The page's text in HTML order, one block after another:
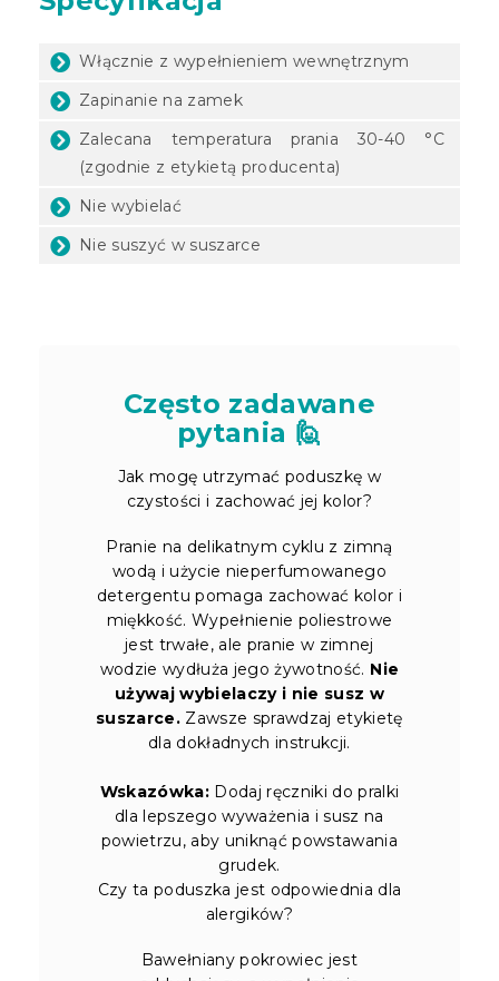
Włącznie z wypełnieniem wewnętrznym
Zapinanie na zamek
Zalecana temperatura prania 30-40 °C
(zgodnie z etykietą producenta)
Nie wybielać
Nie suszyć w suszarce
Często zadawane
pytania 🙋
Jak mogę utrzymać poduszkę w
czystości i zachować jej kolor?
Pranie na delikatnym cyklu z zimną
wodą i użycie nieperfumowanego
detergentu pomaga zachować kolor i
miękkość. Wypełnienie poliestrowe
jest trwałe, ale pranie w zimnej
wodzie wydłuża jego żywotność. Nie
używaj wybielaczy i nie susz w
suszarce. Zawsze sprawdzaj etykietę
dla dokładnych instrukcji.
Wskazówka: Dodaj ręczniki do pralki
dla lepszego wyważenia i susz na
powietrzu, aby uniknąć powstawania
grudek.
Czy ta poduszka jest odpowiednia dla
alergików?
Bawełniany pokrowiec jest